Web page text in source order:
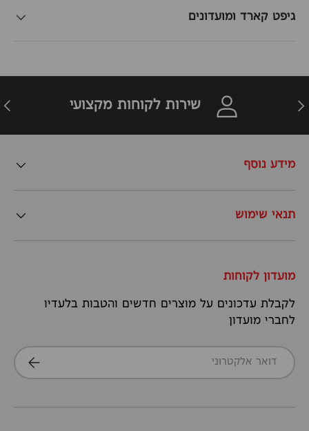
גיפט קארד ומועדונים
חזרה שירות לקוחות מקצועי
מידע נוסף
תנאי שימוש
מועדון לקוחות
לקבלת עדכונים על מוצרים חדשים והטבות בלעדיו
לחברי מועדון
דואר אלקטרוני
הרשמה